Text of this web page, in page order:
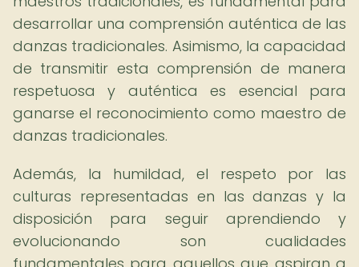
desarrollar una comprensión auténtica de las
danzas tradicionales. Asimismo, la capacidad
de transmitir esta comprensión de manera
respetuosa y auténtica es esencial para
ganarse el reconocimiento como maestro de
danzas tradicionales.
Además, la humildad, el respeto por las
culturas representadas en las danzas y la
disposición para seguir aprendiendo y
evolucionando son cualidades